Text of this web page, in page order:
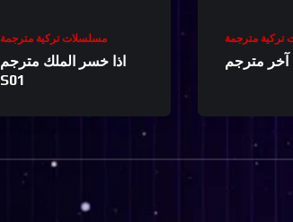
مسلسلات تركية مترجمة
اذا خسر الملك مترجم
S01
تركية مترجمة